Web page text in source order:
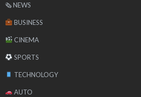
🗞 NEWS
BUSINESS
CINEMA
SPORTS
TECHNOLOGY
AUTO